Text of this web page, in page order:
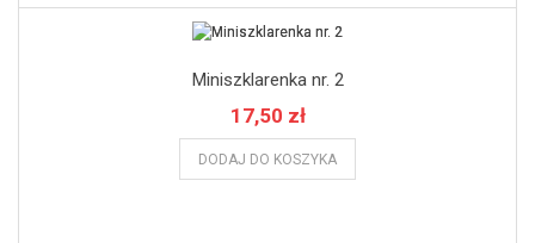
Miniszklarenka nr. 2
17,50 zł
DODAJ DO KOSZYKA